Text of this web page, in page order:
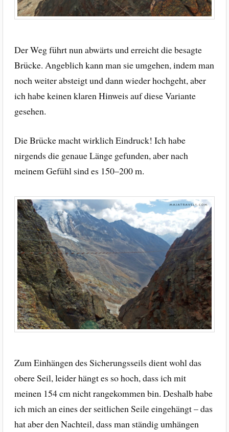
Der Weg führt nun abwärts und erreicht die besagte
Brücke. Angeblich kann man sie umgehen, indem man
noch weiter absteigt und dann wieder hochgeht, aber
ich habe keinen klaren Hinweis auf diese Variante
gesehen.
Die Brücke macht wirklich Eindruck! Ich habe
nirgends die genaue Länge gefunden, aber nach
meinem Gefühl sind es 150–200 m.
Zum Einhängen des Sicherungsseils dient wohl das
obere Seil, leider hängt es so hoch, dass ich mit
meinen 154 cm nicht rangekommen bin. Deshalb habe
ich mich an eines der seitlichen Seile eingehängt – das
hat aber den Nachteil, dass man ständig umhängen